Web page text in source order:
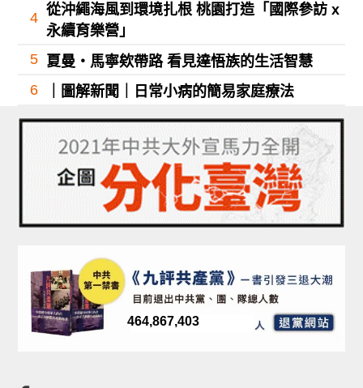
4
從沖繩海風到環境扎根 桃園打造「國際參訪 x
永續育樂營」
5 夏曼・馬寧欸帶路 看見達悟族的生活智慧
6
｜圖解新聞｜日常小病的簡易家庭療法
464,867,403